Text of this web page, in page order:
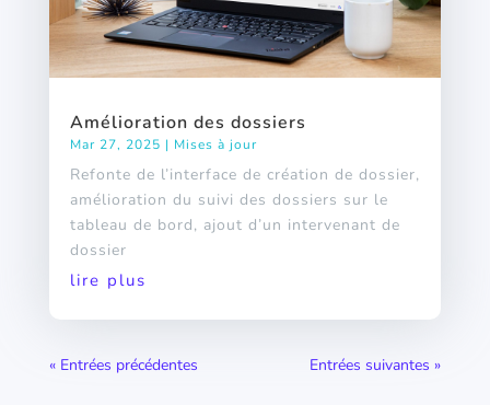
Amélioration des dossiers
Mar 27, 2025 | Mises à jour
Refonte de l’interface de création de dossier,
amélioration du suivi des dossiers sur le
tableau de bord, ajout d’un intervenant de
dossier
lire plus
« Entrées précédentes Entrées suivantes »